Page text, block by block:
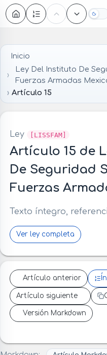
Inicio
Ley Del Instituto De
Fuerzas Armadas
Artículo 15
Ley [LISSFAM]
Artículo 15 de
De Seguridad
Fuerzas
Texto íntegro,
Ver ley completa
Artículo anterior
Artículo siguiente
Versión Markdown